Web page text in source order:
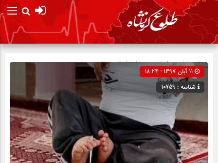
صفحه نخستاجتماعی»اخبار استان
شناسه : 10759